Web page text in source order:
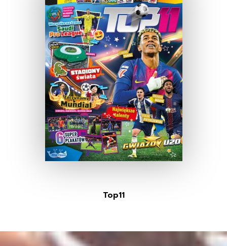
Top11